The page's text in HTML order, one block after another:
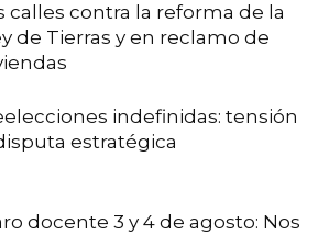
calles contra la reforma de la
de Tierras y en reclamo de
indefinidas: tensión
estratégica
docente 3 y 4 de agosto: Nos